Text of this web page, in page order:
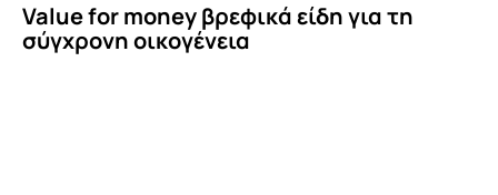
Value for money βρεφικά είδη για τη
σύγχρονη οικογένεια